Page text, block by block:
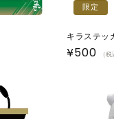
限定
キラステッ
通
¥500 （税